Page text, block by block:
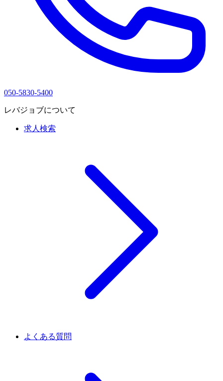
050-5830-5400
レバジョブについて
求人検索
よくある質問